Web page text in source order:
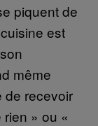
piquent de
est
même
de recevoir
rien » ou «